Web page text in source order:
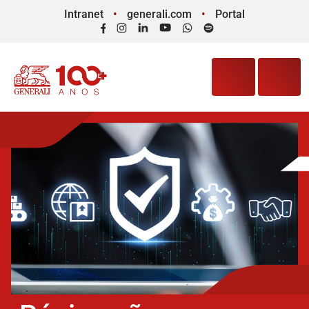
Intranet generali.com
Portal
FacebookInstagram
LinkedInYouTubeWhatsApp
Spotify